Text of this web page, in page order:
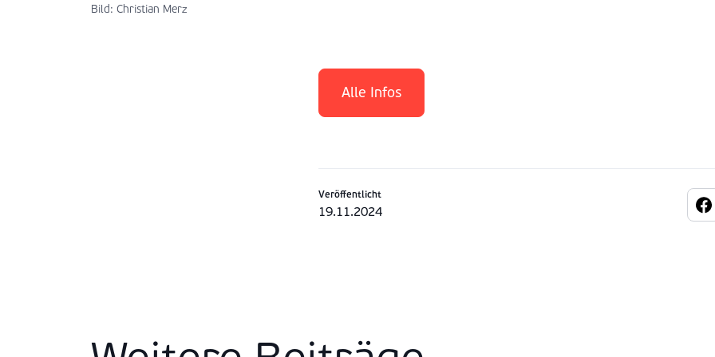
Bild: Christian Merz
Alle Infos
Veröffentlicht
19.11.2024